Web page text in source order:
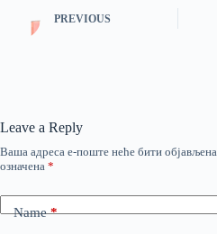
PREVIOUS
Leave a Reply
Ваша адреса е-поште неће бити објављена.
означена *
Name*